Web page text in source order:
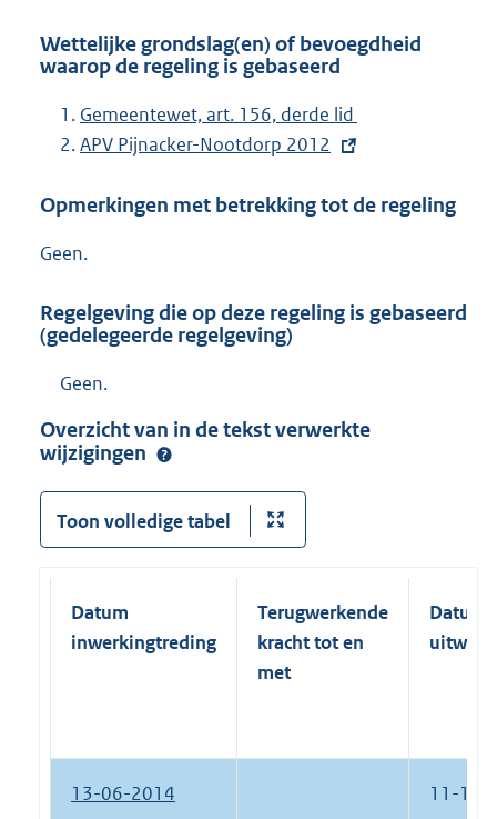
Wettelijke grondslag(en) of bevoegdheid
waarop de regeling is gebaseerd
Gemeentewet, art. 156, derde lid
E
t
r
e
i
k
APV Pijnacker-Nootdorp 2012
Opmerkingen met betrekking tot de regeling
Geen.
Regelgeving die op deze regeling is gebaseerd
(gedelegeerde regelgeving)
Geen.
Overzicht van in de tekst verwerkte
wijzigingen
Toon volledige tabel
Datum
inwerkingtreding
Terugwerkende
kracht tot en
met
Datum
13-06-2014 11-12-